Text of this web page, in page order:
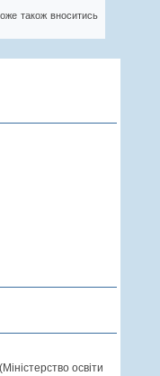
також вноситись
освіти